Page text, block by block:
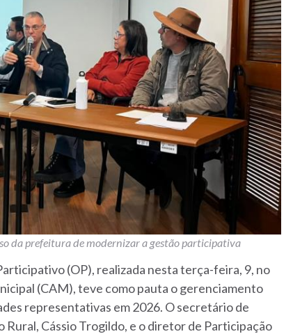
da prefeitura de modernizar a gestão participativa
(OP), realizada nesta terça-feira, 9, no
(CAM), teve como pauta o gerenciamento
representativas em 2026. O secretário de
Cássio Trogildo, e o diretor de Participação